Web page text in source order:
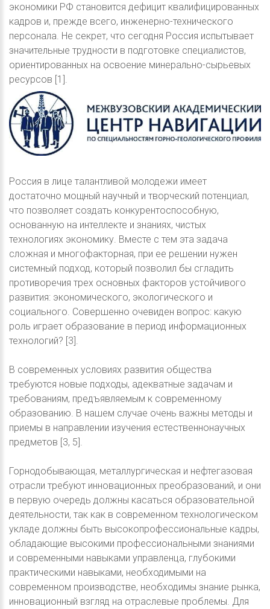
экономики РФ становится дефицит квалифицированных
кадров и, прежде всего, инженерно-технического
персонала. Не секрет, что сегодня Россия испытывает
значительные трудности в подготовке специалистов,
ориентированных на освоение минерально-сырьевых
ресурсов [1].
Россия в лице талантливой молодежи имеет
достаточно мощный научный и творческий потенциал,
что позволяет создать конкурентоспособную,
основанную на интеллекте и знаниях, чистых
технологиях экономику. Вместе с тем эта задача
сложная и многофакторная, при ее решении нужен
системный подход, который позволил бы сгладить
противоречия трех основных факторов устойчивого
развития: экономического, экологического и
социального. Совершенно очевиден вопрос: какую
роль играет образование в период информационных
технологий? [3].
В современных условиях развития общества
требуются новые подходы, адекватные задачам и
требованиям, предъявляемым к современному
образованию. В нашем случае очень важны методы и
приемы в направлении изучения естественнонаучных
предметов [3, 5].
Горнодобывающая, металлургическая и нефтегазовая
отрасли требуют инновационных преобразований, и они
в первую очередь должны касаться образовательной
деятельности, так как в современном технологическом
укладе должны быть высокопрофессиональные кадры,
обладающие высокими профессиональными знаниями
и современными навыками управленца, глубокими
практическими навыками, необходимыми на
современном производстве, необходимы знание рынка,
инновационный взгляд на отраслевые проблемы. Для